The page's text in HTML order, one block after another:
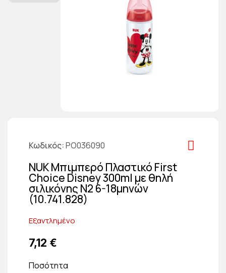
Κωδικός PO036090
NUK Μπιμπερό Πλαστικό First
Choice Disney 300ml με θηλή
σιλικόνης Ν2 6-18μηνών
(10.741.828)
Εξαντλημένο
7,12 €
Ποσότητα